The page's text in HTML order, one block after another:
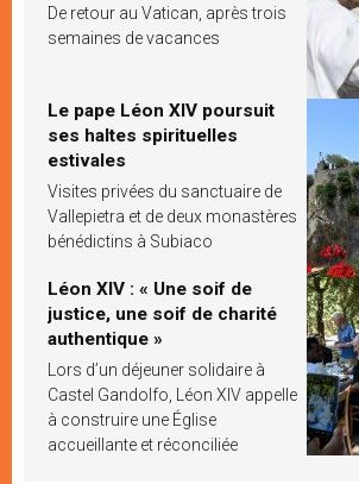
De retour au Vatican, après trois
semaines de vacances
Le pape Léon XIV poursuit
ses haltes spirituelles
estivales
Visites privées du sanctuaire de
Vallepietra et de deux monastères
bénédictins à Subiaco
Léon XIV : « Une soif de
justice, une soif de charité
authentique »
Lors d’un déjeuner solidaire à
Castel Gandolfo, Léon XIV appelle
à construire une Église
accueillante et réconciliée